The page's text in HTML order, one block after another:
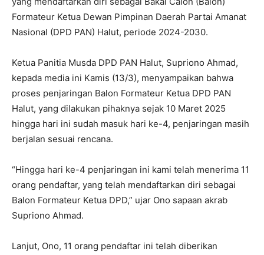
Formateur Ketua Dewan Pimpinan Daerah Partai Amanat
Nasional (DPD PAN) Halut, periode 2024-2030.
Ketua Panitia Musda DPD PAN Halut, Supriono Ahmad,
kepada media ini Kamis (13/3), menyampaikan bahwa
proses penjaringan Balon Formateur Ketua DPD PAN
Halut, yang dilakukan pihaknya sejak 10 Maret 2025
hingga hari ini sudah masuk hari ke-4, penjaringan masih
berjalan sesuai rencana.
“Hingga hari ke-4 penjaringan ini kami telah menerima 11
orang pendaftar, yang telah mendaftarkan diri sebagai
Balon Formateur Ketua DPD,” ujar Ono sapaan akrab
Supriono Ahmad.
Lanjut, Ono, 11 orang pendaftar ini telah diberikan